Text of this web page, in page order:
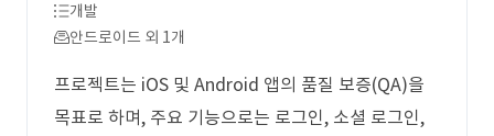
개발
안드로이드 외 1개
프로젝트는 iOS 및 Android 앱의 품질 보증(QA)을
목표로 하며, 주요 기능으로는 로그인, 소셜 로그인,